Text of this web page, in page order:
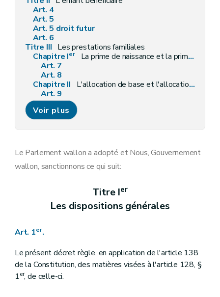
Art. 4
Art. 5
Art. 5 droit futur
Art. 6
Titre III Les prestations familiales
Chapitre Ier
La prime de naissance et la prime d'adoption
Art. 7
Art. 8
Chapitre II
L'allocation de base et l'allocation forfaitaire
Art. 9
Art. 10
Chapitre III
Art. 11
Art. 14
Art. 16
Les autres dispositions relatives au montant des prestations
Art. 19
Art. 21
Titre V La Caisse publique wallonne d'allocations familiales
Chapitre I
Dispositions générales
Art. 23
Art. 24
Voir plus
Le Parlement wallon a adopté et Nous, Gouvernement
wallon, sanctionnons ce qui suit:
Titre Ier
Les dispositions générales
Art. 1er.
Le présent décret règle, en application de l'article 138
de la Constitution, des matières visées à l'article 128, §
1er, de celle-ci.